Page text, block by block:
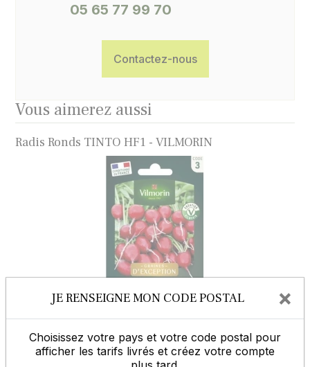
05 65 77 99 70
Contactez-nous
Vous aimerez aussi
Radis Ronds TINTO HF1 - VILMORIN
Radis RED MEAT - VILMORIN
JE RENSEIGNE MON CODE POSTAL ×
Choisissez votre pays et votre code postal pour
afficher les tarifs livrés et créez votre compte